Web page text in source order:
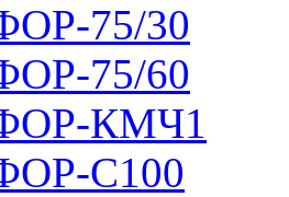
75/30
75/60
КМЧ1
С100